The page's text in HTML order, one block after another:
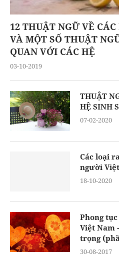
12 THUẬT NGỮ VỀ
VÀ MỘT SỐ THUẬT
QUAN VỚI CÁC HỆ
03-10-2019
THUẬT
HỆ SINH
07-02-2020
Các loại
người Việt
18-10-2020
Phong
Việt Nam
trọng
30-08-2017